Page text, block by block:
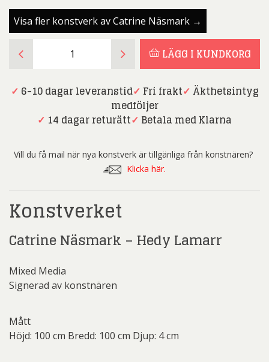
Visa fler konstverk av Catrine Näsmark →
Näsmark
Hedy
mängd
LÄGG I KUNDKORG
✓ 6-10 dagar leveranstid✓ Fri frakt✓ Äkthetsintyg
medföljer
✓ 14 dagar returätt✓ Betala med Klarna
Vill du få mail när nya konstverk är tillgänliga från konstnären?
Klicka här.
Konstverket
Catrine Näsmark – Hedy Lamarr
Mixed Media
Signerad av konstnären
Mått
Höjd: 100 cm Bredd: 100 cm Djup: 4 cm